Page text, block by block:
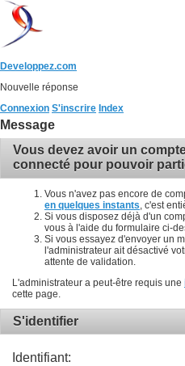
Developpez.com
Nouvelle réponse
Connexion S'inscrire Index
Message
Vous devez avoir un
connecté pour pouvoir
Vous n'avez pas encore de
en quelques instants , c'est
Si vous disposez déjà d'un
vous à l'aide du formulaire ci-
Si vous essayez d'envoyer un
l'administrateur ait désactivé
attente de validation.
L'administrateur a peut-être requis une
cette page.
S'identifier
Identifiant: